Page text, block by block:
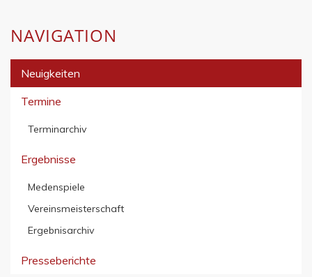
NAVIGATION
Neuigkeiten
Termine
Terminarchiv
Ergebnisse
Medenspiele
Vereinsmeisterschaft
Ergebnisarchiv
Presseberichte